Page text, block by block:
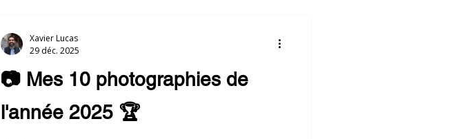
📷 Mes 10 photographies de
l'année 2025 🏆
Xavier Lucas
29 déc. 2025